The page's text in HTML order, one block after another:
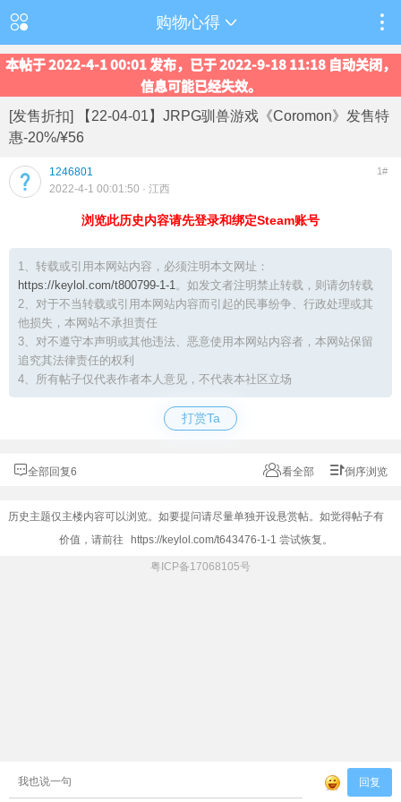
购物心得
本帖于 2022-4-1 00:01 发布，已于 2022-9-18 11:18 自动关闭，
信息可能已经失效。
[发售折扣] 【22-04-01】JRPG驯兽游戏《Coromon》发售特
惠-20%/¥56
1246801 1#
2022-4-1 00:01:50 · 江西
浏览此历史内容请先登录和绑定Steam账号
1、转载或引用本网站内容，必须注明本文网址：
https://keylol.com/t800799-1-1。如发文者注明禁止转载，则请勿转载
2、对于不当转载或引用本网站内容而引起的民事纷争、行政处理或其
他损失，本网站不承担责任
3、对不遵守本声明或其他违法、恶意使用本网站内容者，本网站保留
追究其法律责任的权利
4、所有帖子仅代表作者本人意见，不代表本社区立场
打赏Ta
全部回复6 看全部 倒序浏览
历史主题仅主楼内容可以浏览。如要提问请尽量单独开设悬赏帖。如觉得帖子有
价值，请前往
https://keylol.com/t643476-1-1 尝试恢复。
粤ICP备17068105号